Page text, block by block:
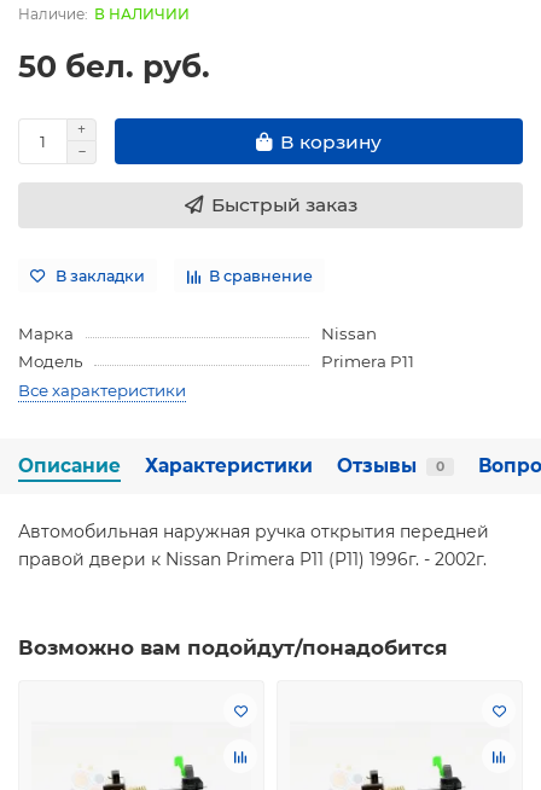
В НАЛИЧИИ
50 бел. руб.
В корзину
Быстрый заказ
В закладки В сравнение
Марка
Nissan
Модель
Primera P11
Все характеристики
Описание Характеристики Отзывы 0
Автомобильная наружная ручка открытия передней
правой двери к Nissan Primera P11 (P11) 1996г. - 2002г.
Возможно вам подойдут/понадобится